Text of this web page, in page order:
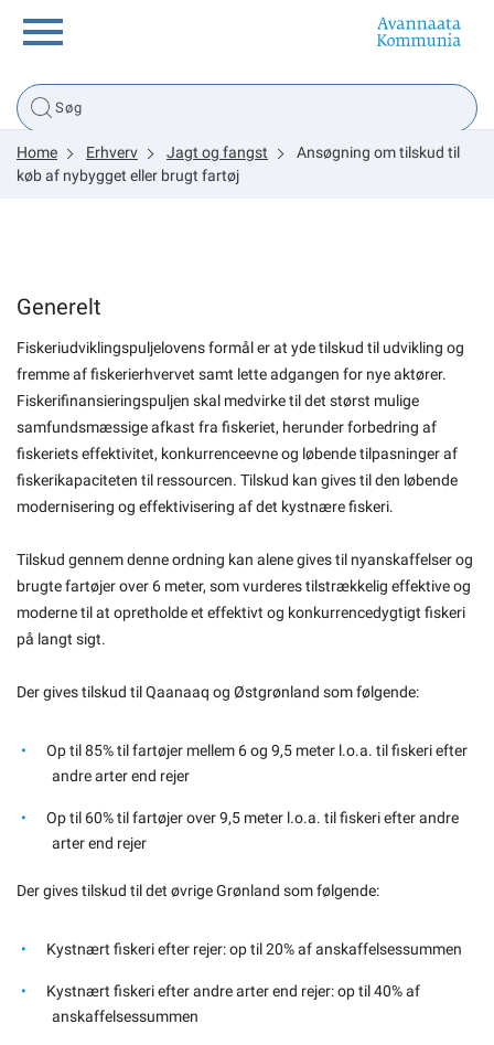
Borger
Erhverv
Tsunami
sullissivik.gl
Planportal
Om kommunen
Home Erhverv Jagt og fangst
Ansøgning om tilskud til
køb af nybygget eller brugt fartøj
Generelt
Fiskeriudviklingspuljelovens formål er at yde tilskud til udvikling og
fremme af fiskerierhvervet samt lette adgangen for nye aktører.
Fiskerifinansieringspuljen skal medvirke til det størst mulige
samfundsmæssige afkast fra fiskeriet, herunder forbedring af
fiskeriets effektivitet, konkurrenceevne og løbende tilpasninger af
fiskerikapaciteten til ressourcen. Tilskud kan gives til den løbende
modernisering og effektivisering af det kystnære fiskeri.
Tilskud gennem denne ordning kan alene gives til nyanskaffelser og
brugte fartøjer over 6 meter, som vurderes tilstrækkelig effektive og
moderne til at opretholde et effektivt og konkurrencedygtigt fiskeri
på langt sigt.
Der gives tilskud til Qaanaaq og Østgrønland som følgende:
Op til 85% til fartøjer mellem 6 og 9,5 meter l.o.a. til fiskeri efter
andre arter end rejer
Op til 60% til fartøjer over 9,5 meter l.o.a. til fiskeri efter andre
arter end rejer
Der gives tilskud til det øvrige Grønland som følgende:
Kystnært fiskeri efter rejer: op til 20% af anskaffelsessummen
Kystnært fiskeri efter andre arter end rejer: op til 40% af
anskaffelsessummen